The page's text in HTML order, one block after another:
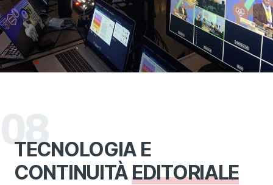
08
TECNOLOGIA E
CONTINUITÀEDITORIALE